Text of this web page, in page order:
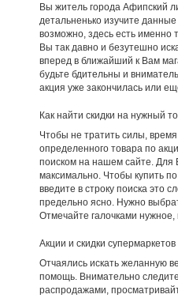
Вы житель города Афипский
детальненько изучите
возможно, здесь есть именно
Вы так давно и безутешно
вперед в ближайший к Вам
будьте бдительны и
акция уже закончилась или
Как найти скидки на нужный
Чтобы не тратить силы,
определенного товара по
поиском на нашем сайте. Для
максимально. Чтобы купить
введите в строку поиска это
предельно ясно. Нужно
Отмечайте галочками нужное,
Акции и скидки супермаркетов
Отчаялись искать желанную
помощь. Внимательно
распродажами,